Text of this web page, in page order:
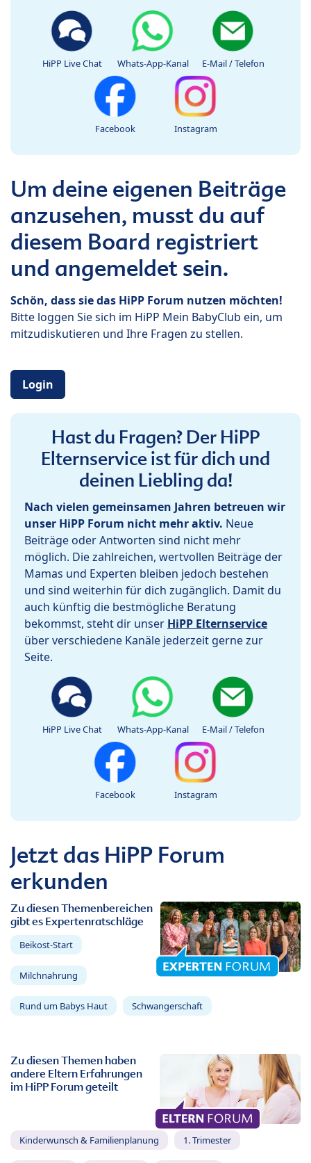
HiPP Live Chat Whats-App-Kanal E-Mail / Telefon
Facebook Instagram
Um deine eigenen Beiträge
anzusehen, musst du auf
diesem Board registriert
und angemeldet sein.
Schön, dass sie das HiPP Forum nutzen möchten!
Bitte loggen Sie sich im HiPP Mein BabyClub ein, um
mitzudiskutieren und Ihre Fragen zu stellen.
Login
Hast du Fragen? Der HiPP
Elternservice ist für dich und
deinen Liebling da!
Nach vielen gemeinsamen Jahren betreuen wir
unser HiPP Forum nicht mehr aktiv. Neue
Beiträge oder Antworten sind nicht mehr
möglich. Die zahlreichen, wertvollen Beiträge der
Mamas und Experten bleiben jedoch bestehen
und sind weiterhin für dich zugänglich. Damit du
auch künftig die bestmögliche Beratung
bekommst, steht dir unser HiPP Elternservice
über verschiedene Kanäle jederzeit gerne zur
Seite.
HiPP Live Chat Whats-App-Kanal E-Mail / Telefon
Facebook Instagram
Jetzt das HiPP Forum
erkunden
Zu diesen Themenbereichen
gibt es Expertenratschläge
Beikost-Start
Milchnahrung
Rund um Babys Haut Schwangerschaft
Zu diesen Themen haben
andere Eltern Erfahrungen
im HiPP Forum geteilt
Kinderwunsch & Familienplanung 1. Trimester